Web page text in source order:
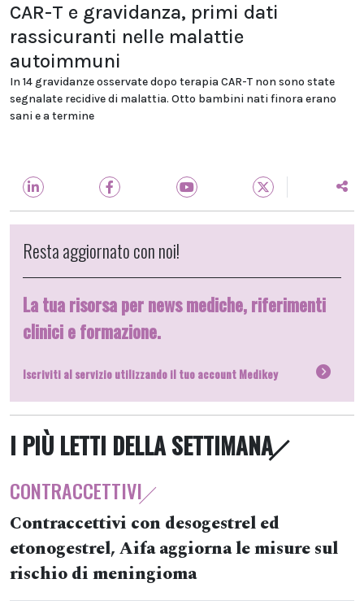
CAR-T e gravidanza, primi dati
rassicuranti nelle malattie
autoimmuni
In 14 gravidanze osservate dopo terapia CAR-T non sono state
segnalate recidive di malattia. Otto bambini nati finora erano
sani e a termine
Resta aggiornato con noi!
La tua risorsa per news mediche, riferimenti
clinici e formazione.
Iscriviti al servizio utilizzando il tuo account Medikey
I PIÙ LETTI DELLA SETTIMANA
CONTRACCETTIVI
Contraccettivi con desogestrel ed
etonogestrel, Aifa aggiorna le misure sul
rischio di meningioma